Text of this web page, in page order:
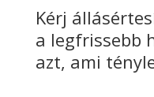
Kérj
a legfrissebb
azt, ami